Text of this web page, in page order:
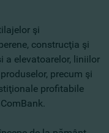
şi
construcţia şi
a elevatoarelor, liniilor
precum şi
profitabile